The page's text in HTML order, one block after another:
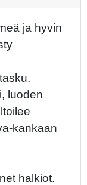
ja hyvin
luoden
kankaan
halkiot.